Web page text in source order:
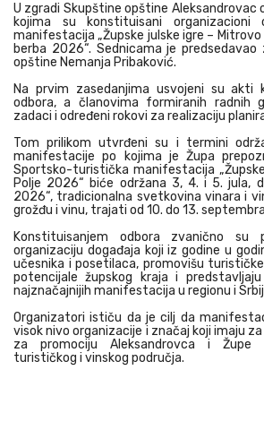
U zgradi Skupštine opštine Aleksandrovac
kojima su konstituisani organizacioni
manifestacija „Župske julske igre – Mitrovo
berba 2026“. Sednicama je predsedavao
opštine Nemanja Pribaković.
Na prvim zasedanjima usvojeni su akti
odbora, a članovima formiranih radnih
zadaci i određeni rokovi za realizaciju
Tom prilikom utvrđeni su i termini
manifestacije po kojima je Župa
Sportsko-turistička manifestacija
Polje 2026“ biće održana 3, 4. i 5. jula,
2026“, tradicionalna svetkovina vinara i
grožđu i vinu, trajati od 10. do 13.
Konstituisanjem odbora zvanično su
organizaciju događaja koji iz godine u
učesnika i posetilaca, promovišu
potencijale župskog kraja i
najznačajnijih manifestacija u regionu i
Organizatori ističu da je cilj da
visok nivo organizacije i značaj koji imaju
za promociju Aleksandrovca i Župe
turističkog i vinskog područja.